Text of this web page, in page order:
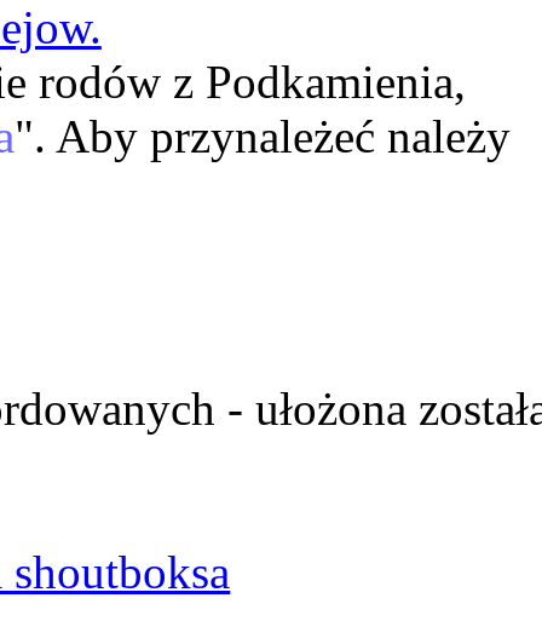
rodów z Podkamienia,
". Aby przynależeć należy
- ułożona